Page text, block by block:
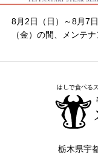
8月2日（日）～8月7日
（金）の間、メンテナ
栃木県宇